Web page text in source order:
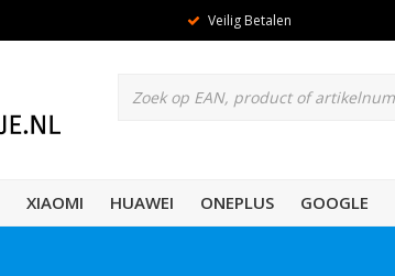
Veilig Betalen
XIAOMI HUAWEI ONEPLUS GOOGLE